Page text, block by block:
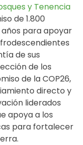
y Tenencia
de 1.800
para apoyar
de sus
de los
de la COP26,
directo y
liderados
apoya a los
para fortalecer